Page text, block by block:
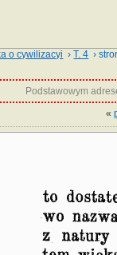
o cywilizacyi ›T. 4 ›
Podstawowym
«